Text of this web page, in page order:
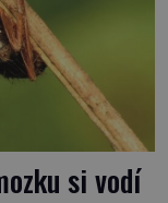
si vodí